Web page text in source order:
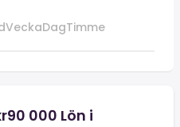
VeckaDagTimme
000 Lön i